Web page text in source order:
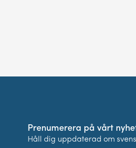
Prenumerera på vårt
Håll dig uppdaterad om